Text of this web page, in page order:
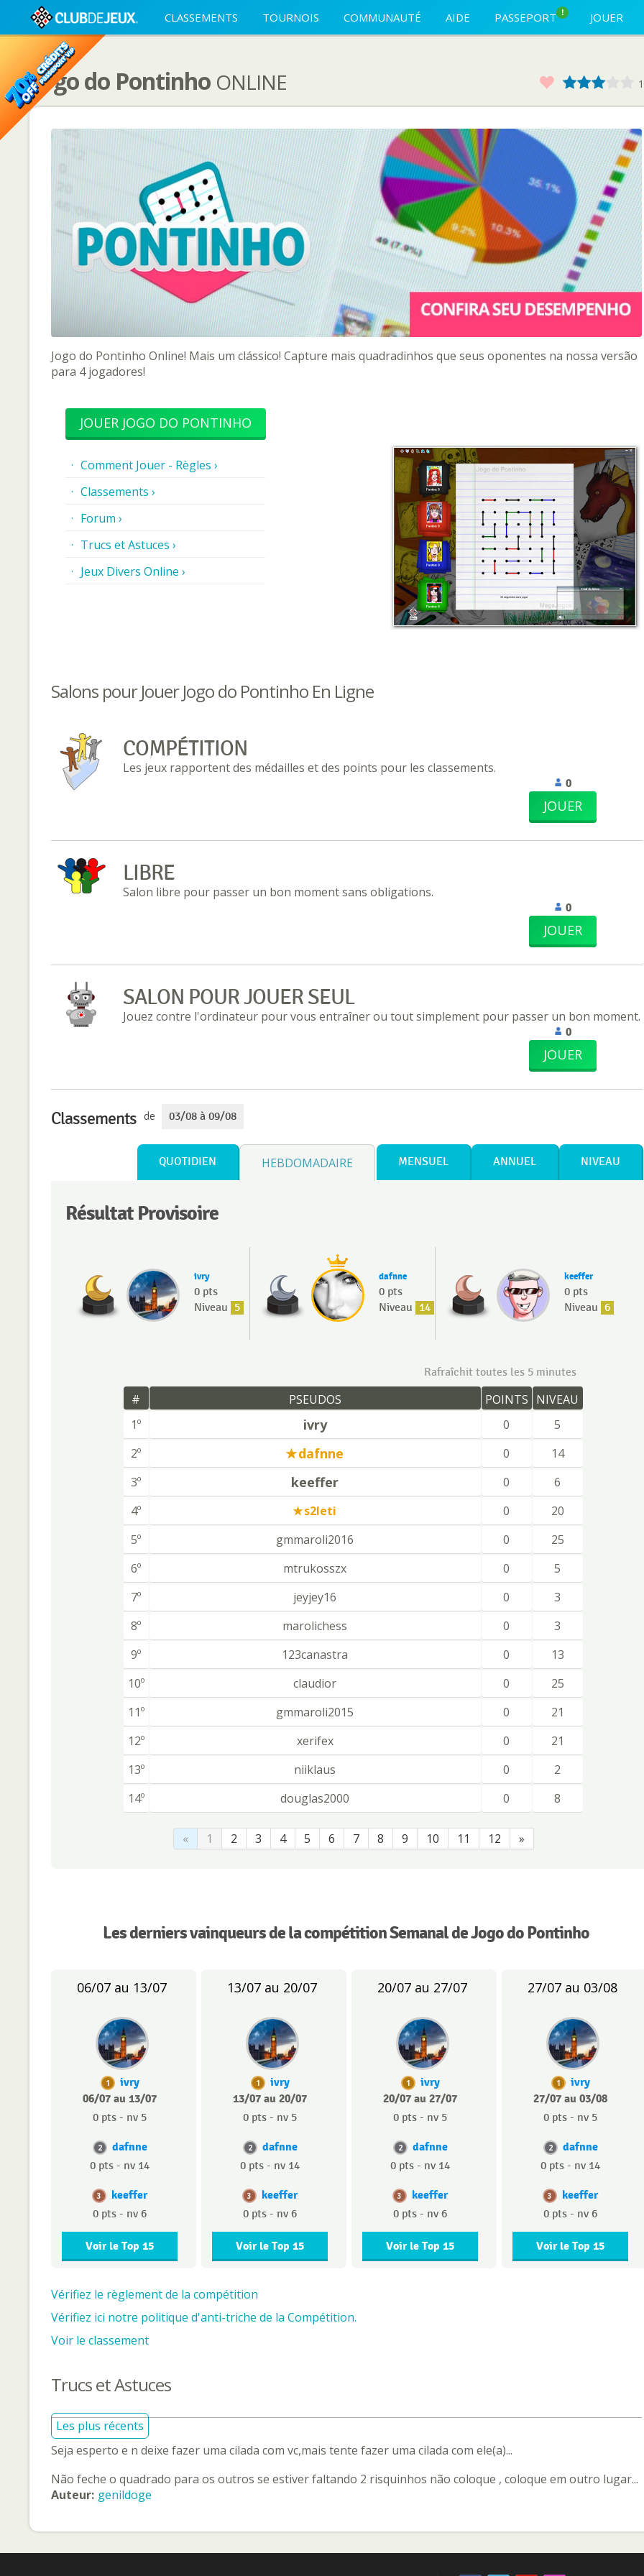
CLASSEMENTS TOURNOIS COMMUNAUTÉ AIDE PASSEPORT ! JOUER
Jogo do Pontinho ONLINE Favoris
2
1
Jogo do Pontinho Online! Mais um clássico! Capture mais quadradinhos que seus oponentes na nossa versão
para 4 jogadores!
JOUER JOGO DO PONTINHO
Comment Jouer - Règles ›
Classements ›
Forum ›
Trucs et Astuces ›
Jeux Divers Online ›
Salons pour Jouer Jogo do Pontinho En Ligne
COMPÉTITION
Les jeux rapportent des médailles et des points pour les classements.
0
JOUER
LIBRE
Salon libre pour passer un bon moment sans obligations.
0
JOUER
SALON POUR JOUER SEUL
Jouez contre l'ordinateur pour vous entraîner ou tout simplement pour passer un bon moment.
0
JOUER
Classements de 03/08 à 09/08
QUOTIDIEN HEBDOMADAIRE MENSUEL ANNUEL NIVEAU
Résultat Provisoire
ivry
0 pts
Niveau 5
dafnne
0 pts
Niveau 14
keeffer
0 pts
Niveau 6
Rafraîchit toutes les 5 minutes
# PSEUDOS POINTS NIVEAU
1º
ivry 0
5
2º
dafnne 0
14
3º
keeffer 0
6
4º
s2leti 0
20
5º
gmmaroli2016 0
25
6º
mtrukosszx 0
5
7º
jeyjey16 0
3
8º
marolichess 0
3
9º
123canastra 0
13
10º
claudior 0
25
11º
gmmaroli2015 0
21
12º
xerifex 0
21
13º
niiklaus 0
2
14º
douglas2000 0 8
« 1 2 3 4 5 6 7 8 9 10 11 12 »
Les derniers vainqueurs de la compétition Semanal de Jogo do Pontinho
06/07 au 13/07
1
ivry
06/07 au 13/07
0 pts - nv 5
2 dafnne
0 pts - nv 14
3 keeffer
0 pts - nv 6
Voir le Top 15
13/07 au 20/07
1
ivry
13/07 au 20/07
0 pts - nv 5
2 dafnne
0 pts - nv 14
3 keeffer
0 pts - nv 6
Voir le Top 15
20/07 au 27/07
1
ivry
20/07 au 27/07
0 pts - nv 5
2 dafnne
0 pts - nv 14
3 keeffer
0 pts - nv 6
Voir le Top 15
27/07 au 03/08
1
ivry
27/07 au 03/08
0 pts - nv 5
2 dafnne
0 pts - nv 14
3 keeffer
0 pts - nv 6
Voir le Top 15
Vérifiez le règlement de la compétition
Vérifiez ici notre politique d'anti-triche de la Compétition.
Voir le classement
Trucs et Astuces
Les plus récents
Seja esperto e n deixe fazer uma cilada com vc,mais tente fazer uma cilada com ele(a)...
Não feche o quadrado para os outros se estiver faltando 2 risquinhos não coloque , coloque em outro lugar...
Auteur: genildoge